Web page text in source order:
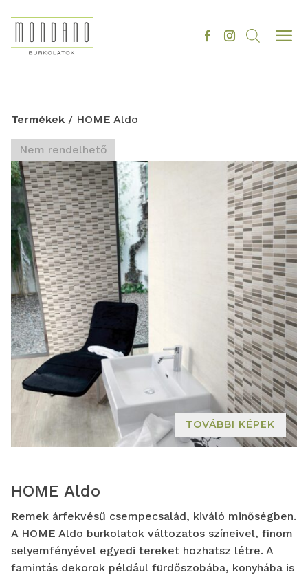
a
Termékek / HOME Aldo
Nem rendelhető
TOVÁBBI KÉPEK
HOME Aldo
Remek árfekvésű csempecsalád, kiváló minőségben.
A HOME Aldo burkolatok változatos színeivel, finom
selyemfényével egyedi tereket hozhatsz létre. A
famintás dekorok például fürdőszobába, konyhába is